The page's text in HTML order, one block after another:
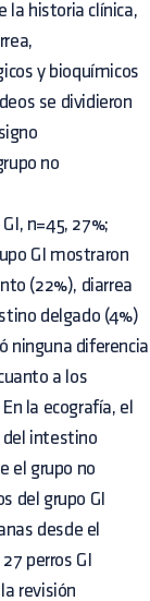
la historia clínica,
y bioquímicos
se dividieron
no
n=45, 27%;
GI mostraron
(22%), diarrea
delgado (4%)
ninguna diferencia
a los
la ecografía, el
del intestino
el grupo no
del grupo GI
desde el
perros GI
revisión